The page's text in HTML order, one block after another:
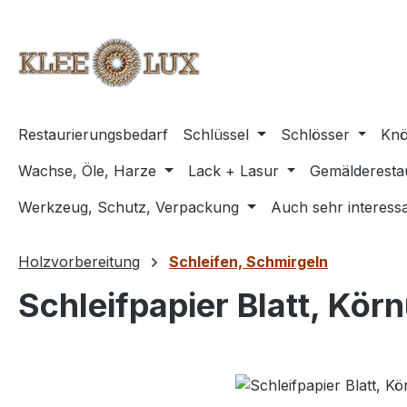
Restaurierungsbedarf Schlüssel Schlösser
Wachse, Öle, Harze
Lack + Lasur
Werkzeug, Schutz, Verpackung
Auch sehr
Holzvorbereitung Schleifen, Schmirgeln
Schleifpapier Blatt,